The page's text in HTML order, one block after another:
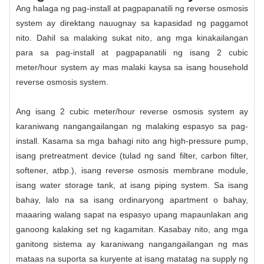
Ang halaga ng pag-install at pagpapanatili ng reverse osmosis
system ay direktang nauugnay sa kapasidad ng paggamot
nito. Dahil sa malaking sukat nito, ang mga kinakailangan
para sa pag-install at pagpapanatili ng isang 2 cubic
meter/hour system ay mas malaki kaysa sa isang household
reverse osmosis system.
Ang isang 2 cubic meter/hour reverse osmosis system ay
karaniwang nangangailangan ng malaking espasyo sa pag-
install. Kasama sa mga bahagi nito ang high-pressure pump,
isang pretreatment device (tulad ng sand filter, carbon filter,
softener, atbp.), isang reverse osmosis membrane module,
isang water storage tank, at isang piping system. Sa isang
bahay, lalo na sa isang ordinaryong apartment o bahay,
maaaring walang sapat na espasyo upang mapaunlakan ang
ganoong kalaking set ng kagamitan. Kasabay nito, ang mga
ganitong sistema ay karaniwang nangangailangan ng mas
mataas na suporta sa kuryente at isang matatag na supply ng